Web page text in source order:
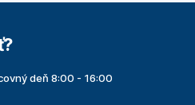
deň 8:00 - 16:00